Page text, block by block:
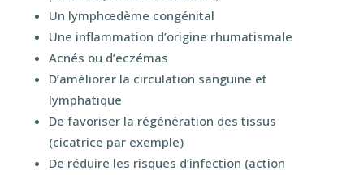
Un lymphœdème congénital
Une inflammation d’origine rhumatismale
Acnés ou d’eczémas
D’améliorer la circulation sanguine et
lymphatique
De favoriser la régénération des tissus
(cicatrice par exemple)
De réduire les risques d’infection (action